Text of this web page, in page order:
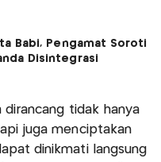
Babi, Pengamat Soroti
Disintegrasi
dirancang tidak hanya
juga menciptakan
dinikmati langsung